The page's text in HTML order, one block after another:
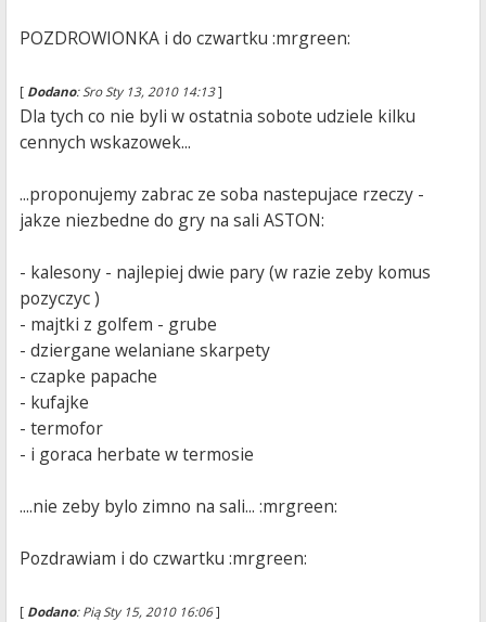
POZDROWIONKA i do czwartku :mrgreen:
[ Dodano: Sro Sty 13, 2010 14:13]
Dla tych co nie byli w ostatnia sobote udziele kilku
cennych wskazowek...
...proponujemy zabrac ze soba nastepujace rzeczy -
jakze niezbedne do gry na sali ASTON:
- kalesony - najlepiej dwie pary (w razie zeby komus
pozyczyc )
- majtki z golfem - grube
- dziergane welaniane skarpety
- czapke papache
- kufajke
- termofor
- i goraca herbate w termosie
....nie zeby bylo zimno na sali... :mrgreen:
Pozdrawiam i do czwartku :mrgreen:
[ Dodano: Pią Sty 15, 2010 16:06]